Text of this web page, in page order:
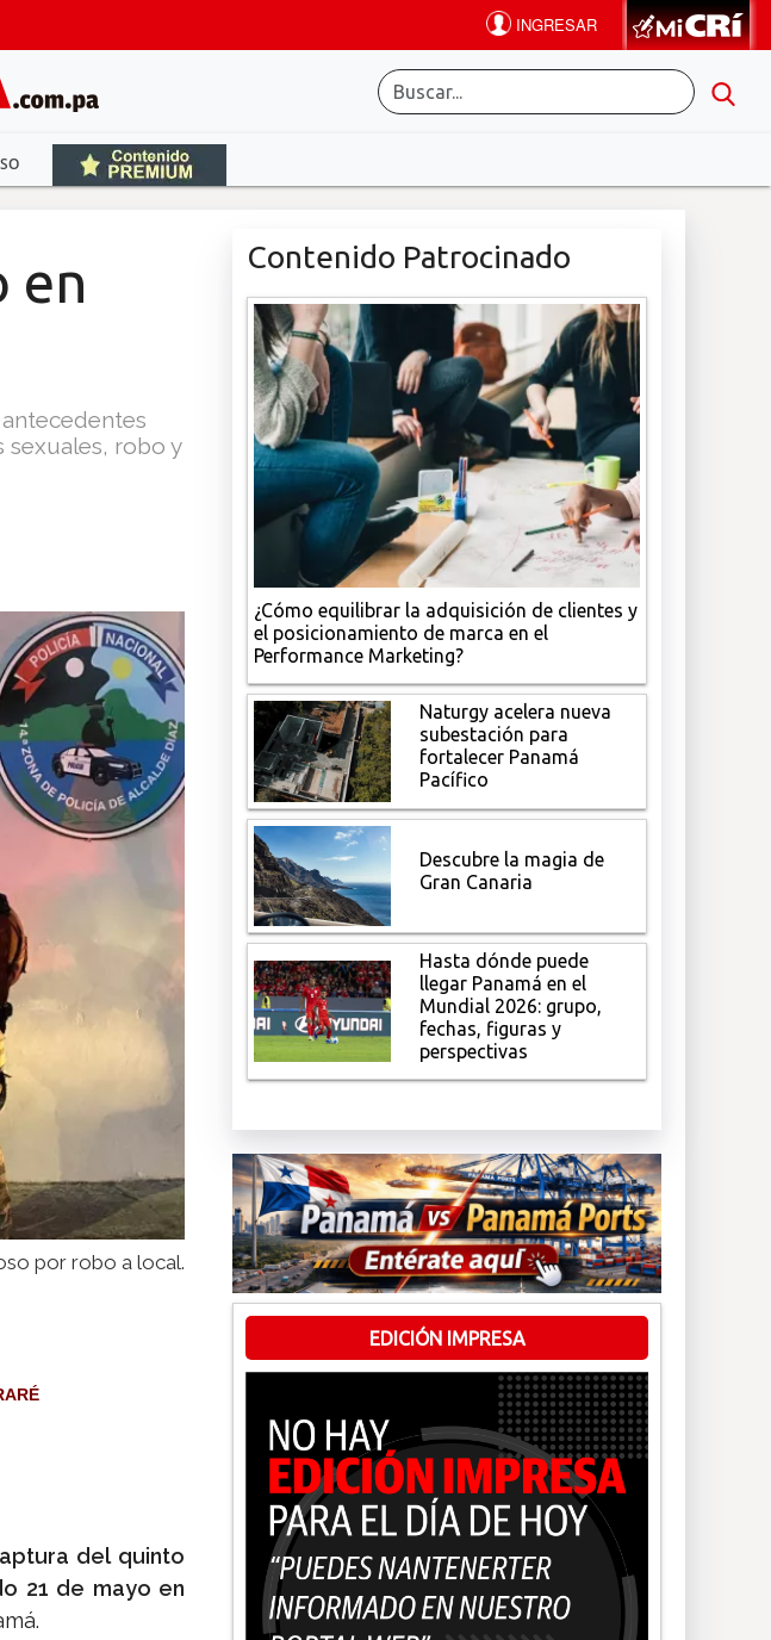
en
sexuales, robo y
por robo a local.
del quinto
21 de mayo en
Contenido Patrocinado
¿Cómo equilibrar la adquisición de clientes y
el posicionamiento de marca en el
Performance Marketing?
Naturgy acelera nueva
subestación para
fortalecer Panamá
Pacífico
Descubre la magia de
Gran Canaria
Hasta dónde puede
llegar Panamá en el
Mundial 2026: grupo,
fechas, figuras y
perspectivas
EDICIÓN IMPRESA